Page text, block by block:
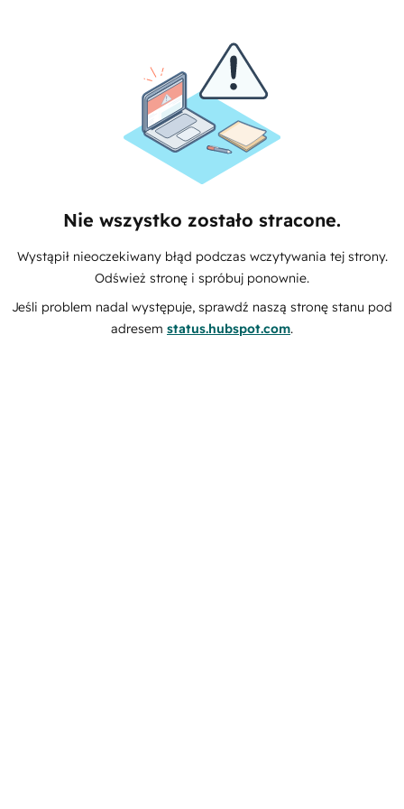
Nie wszystko zostało stracone.
Wystąpił nieoczekiwany błąd podczas wczytywania tej strony.
Odśwież stronę i spróbuj ponownie.
Jeśli problem nadal występuje, sprawdź naszą stronę stanu pod
adresem status.hubspot.com.